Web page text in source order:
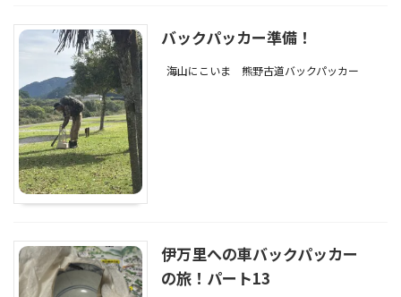
バックパッカー準備！
海山にこいま 熊野古道バックパッカー
伊万里への車バックパッカー
の旅！パート13